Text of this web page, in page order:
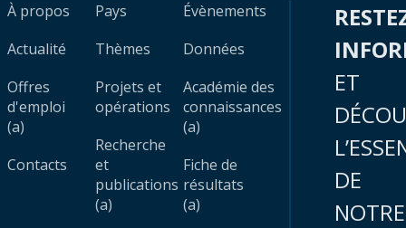
À propos
Actualité
Offres
d'emploi
(a)
Contacts
Pays
Thèmes
Projets et
opérations
Recherche
et
publications
(a)
Évènements
Données
Académie des
connaissances
(a)
Fiche de
résultats
(a)
ET
DE
NOTRE